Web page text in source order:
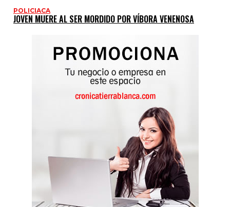
POLICIACA
JOVEN MUERE AL SER MORDIDO POR VÍBORA VENENOSA